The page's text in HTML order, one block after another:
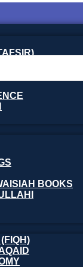
TAFSIR)
BOOKS